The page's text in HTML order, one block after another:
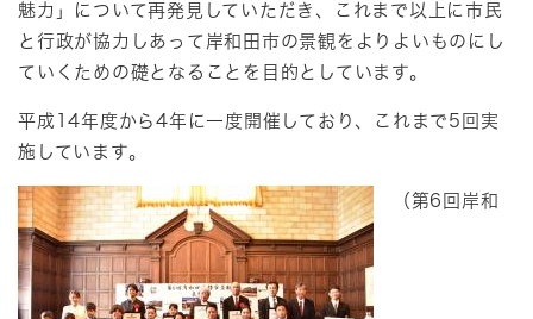
魅力」について再発見していただき、これまで以上に市民
と行政が協力しあって岸和田市の景観をよりよいものにし
ていくための礎となることを目的としています。
平成14年度から4年に一度開催しており、これまで5回実
施しています。
（第6回岸和